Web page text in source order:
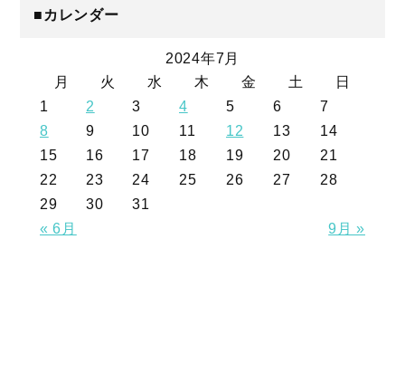
■カレンダー
2024年7月
月
火 水 木 金 土 日
« 6月 9月 »
1 2 3 4 5 6
7
8
9 10 11 12 13
14
15
16 17 18 19 20
21
22
23 24 25 26 27
28
29
30 31